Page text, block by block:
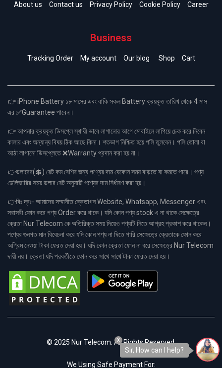
About us Contact us Privacy Policy Cookie Policy Career
Business
Tracking Order My account Our blog Shop Cart
👉 iPhone Battery ১৮ মাসের এবং বাকি সকল Battery ক্রয়কৃত তারিখ থেকে 4 মাস
এর ✅Guarantee পাবেন।
👉 আপনার ক্রয়কৃত ডিসপ্লে স্থায়ী ভাবে লাগানোর আগে মোবাইলে লাগিয়ে চেক করে নিবেন
কালার এবং অন্যান্য বিষয় ঠিক আছে কিনা। শতভাগ নিশ্চিত হয়ে পলি তুলবেন। পলি তোলা বা
আঠা লাগানো ডিসপ্লেতে ❌Warranty প্রদান করা হয় না।
👉ডলারের(💲) রেট কম বেশির জন্য পণ্যের দাম যেকোন সময় বাড়তে বা কমতে পারে। পণ্য
ডেলিভারির সময় ডলার রেট অনুযায়ী পণ্যের দাম নির্ধারণ করা হয়।
👉বিঃ দ্রঃ- আমাদের সম্মানীত ক্রেতাগন Website, Whatsapp, Messenger এবং
সরাসরী ফোন করে পণ্য Order করে থাকে। যদি কোন পণ্য stock এ না থাকে সেক্ষেত্রে
ক্রেতা Nur Telecom কে অতিরিক্ত সময় দিয়েও পণ্যটি নিতে আগ্রহ প্রকাশ করে থাকেন।
পণ্যের গুনগত মান বিবেচনা করে যদি কোন পণ্য না দিতে পারি সেক্ষেত্রে ক্রেতাকে ফোন করে
অগ্রিম নেওয়া টাকা ফেরত দেয়া হয়। যদি কোন ক্রেতা ফোন না ধরে সেক্ষেত্রে Nur Telecom
দায়ী নয়। ক্রেতা যদি পরবর্তীতে ফোন করে সাথে সাথে টাকা ফেরত দেয়া হয়।
© 2025 Nur Telecom. All Rights Reserved.
We Using Safe Payment For:
Sir, How can I help?
x